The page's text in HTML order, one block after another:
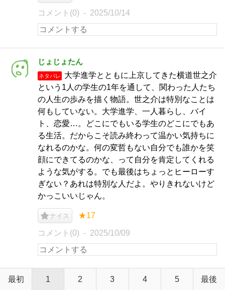
コメント(0) 2025/10/14
じょじょたん
ネタバレ
大学進学とともに上京してきた横道世之介
という1人の学生の1年を通して、関わった人たち
の人生の歩みを描く物語。世之介は特別なことは
何もしていない。大学進学、一人暮らし、バイ
ト、恋愛…。どこにでもいる学生のどこにでもあ
る生活。だからこそ読み終わって温かい気持ちに
なれるのかな。何の変哲もない自分でも誰かを笑
顔にできてるのかな、って自分を肯定してくれる
ような気がする。でも最後はちょっとヒーローす
ぎない？あれは特別な人だよ。やりきれないけど
かっこいいじゃん。
ナイス ★17
コメント(0) 2025/10/09
最初 1 2 3 4 5 最後